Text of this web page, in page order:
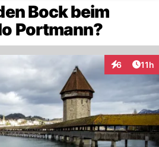
Bock beim
Portmann?
6 11h